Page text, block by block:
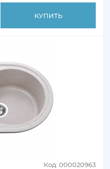
КУПИТЬ
Код: 000020963